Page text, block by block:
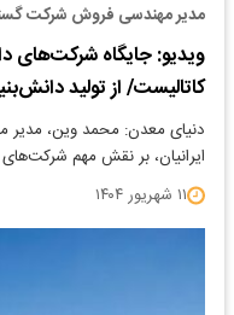
مدیر مهندسی فروش شرکت
ویدیو: جایگاه شرکت‌های
کاتالیست/ از تولید
دنیای معدن: محمد وین،
ایرانیان، بر نقش مهم
۱۱ شهریور ۱۴۰۴